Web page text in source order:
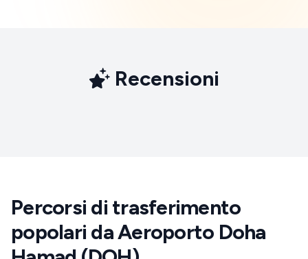
Recensioni
Percorsi di trasferimento
popolari da Aeroporto Doha